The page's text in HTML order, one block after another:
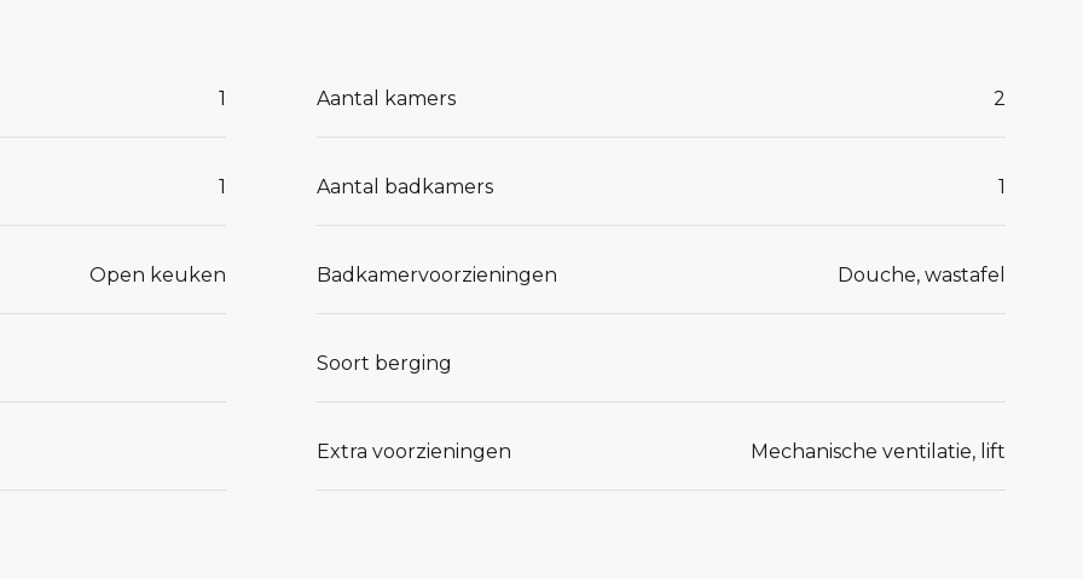
1 Aantal kamers 2
1 Aantal badkamers 1
Open keuken Badkamervoorzieningen Douche, wastafel
Soort berging
Extra voorzieningen Mechanische ventilatie, lift